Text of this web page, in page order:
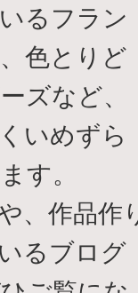
るフラン
色とりど
ズなど、
いめずら
す。
、作品作
るブログ